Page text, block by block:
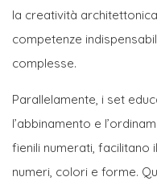
la creatività
competenze
complesse.
Parallelamente, i set
l’abbinamento e
fienili numerati, facilitano
numeri, colori e forme.